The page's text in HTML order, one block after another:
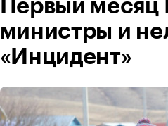
Первый месяц
министры и
«Инцидент»